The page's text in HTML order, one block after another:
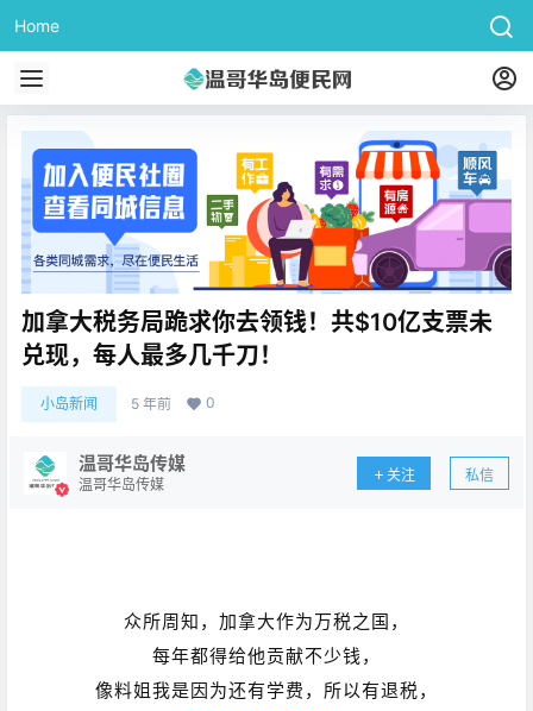
Home
加拿大税务局跪求你去领钱！共$10亿支票未
兑现，每人最多几千刀！
小岛新闻 5 年前 0
温哥华岛传媒
温哥华岛传媒
关注 私信
众所周知，加拿大作为万税之国，
每年都得给他贡献不少钱，
像料姐我是因为还有学费，所以有退税，